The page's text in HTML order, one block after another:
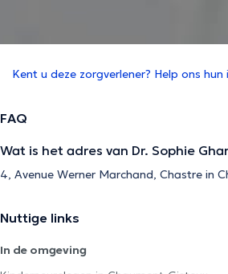
Kent u deze zorgverlener? Help ons
FAQ
Wat is het adres van Dr. Sophie
4, Avenue Werner Marchand, Chastre in
Nuttige links
In de omgeving